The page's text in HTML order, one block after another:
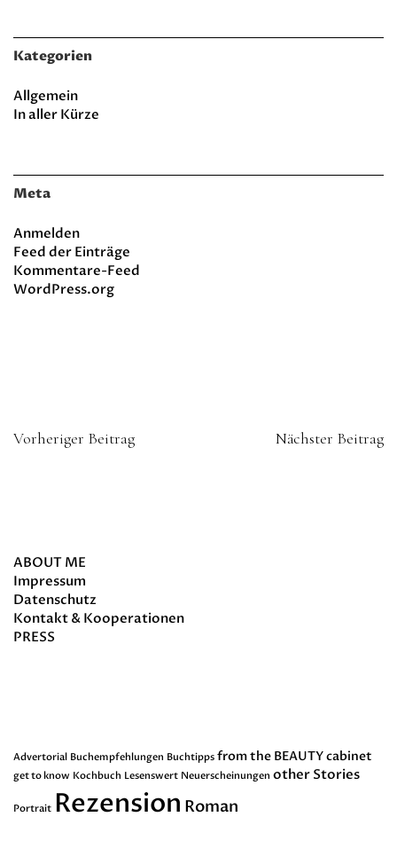
Kategorien
Allgemein
In aller Kürze
Meta
Anmelden
Feed der Einträge
Kommentare-Feed
WordPress.org
Vorheriger Beitrag Nächster Beitrag
ABOUT ME
Impressum
Datenschutz
Kontakt & Kooperationen
PRESS
Advertorial Buchempfehlungen Buchtipps from the BEAUTY cabinet
get to know Kochbuch Lesenswert Neuerscheinungen other Stories
Portrait Rezension Roman